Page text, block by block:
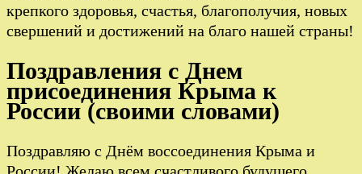
крепкого здоровья, счастья, благополучия, новых
свершений и достижений на благо нашей страны!
Поздравления с Днем
присоединения Крыма к
России (своими словами)
Поздравляю с Днём воссоединения Крыма и